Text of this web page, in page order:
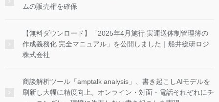
ムの販売権を確保
【無料ダウンロード】「2025年4月施行 実運送体制管理簿の
作成義務化 完全マニュアル」を公開しました｜船井総研ロジ
株式会社
商談解析ツール「amptalk analysis」、書き起こしAIモデルを
刷新し大幅に精度向上。オンライン・対面・電話それぞれにチ